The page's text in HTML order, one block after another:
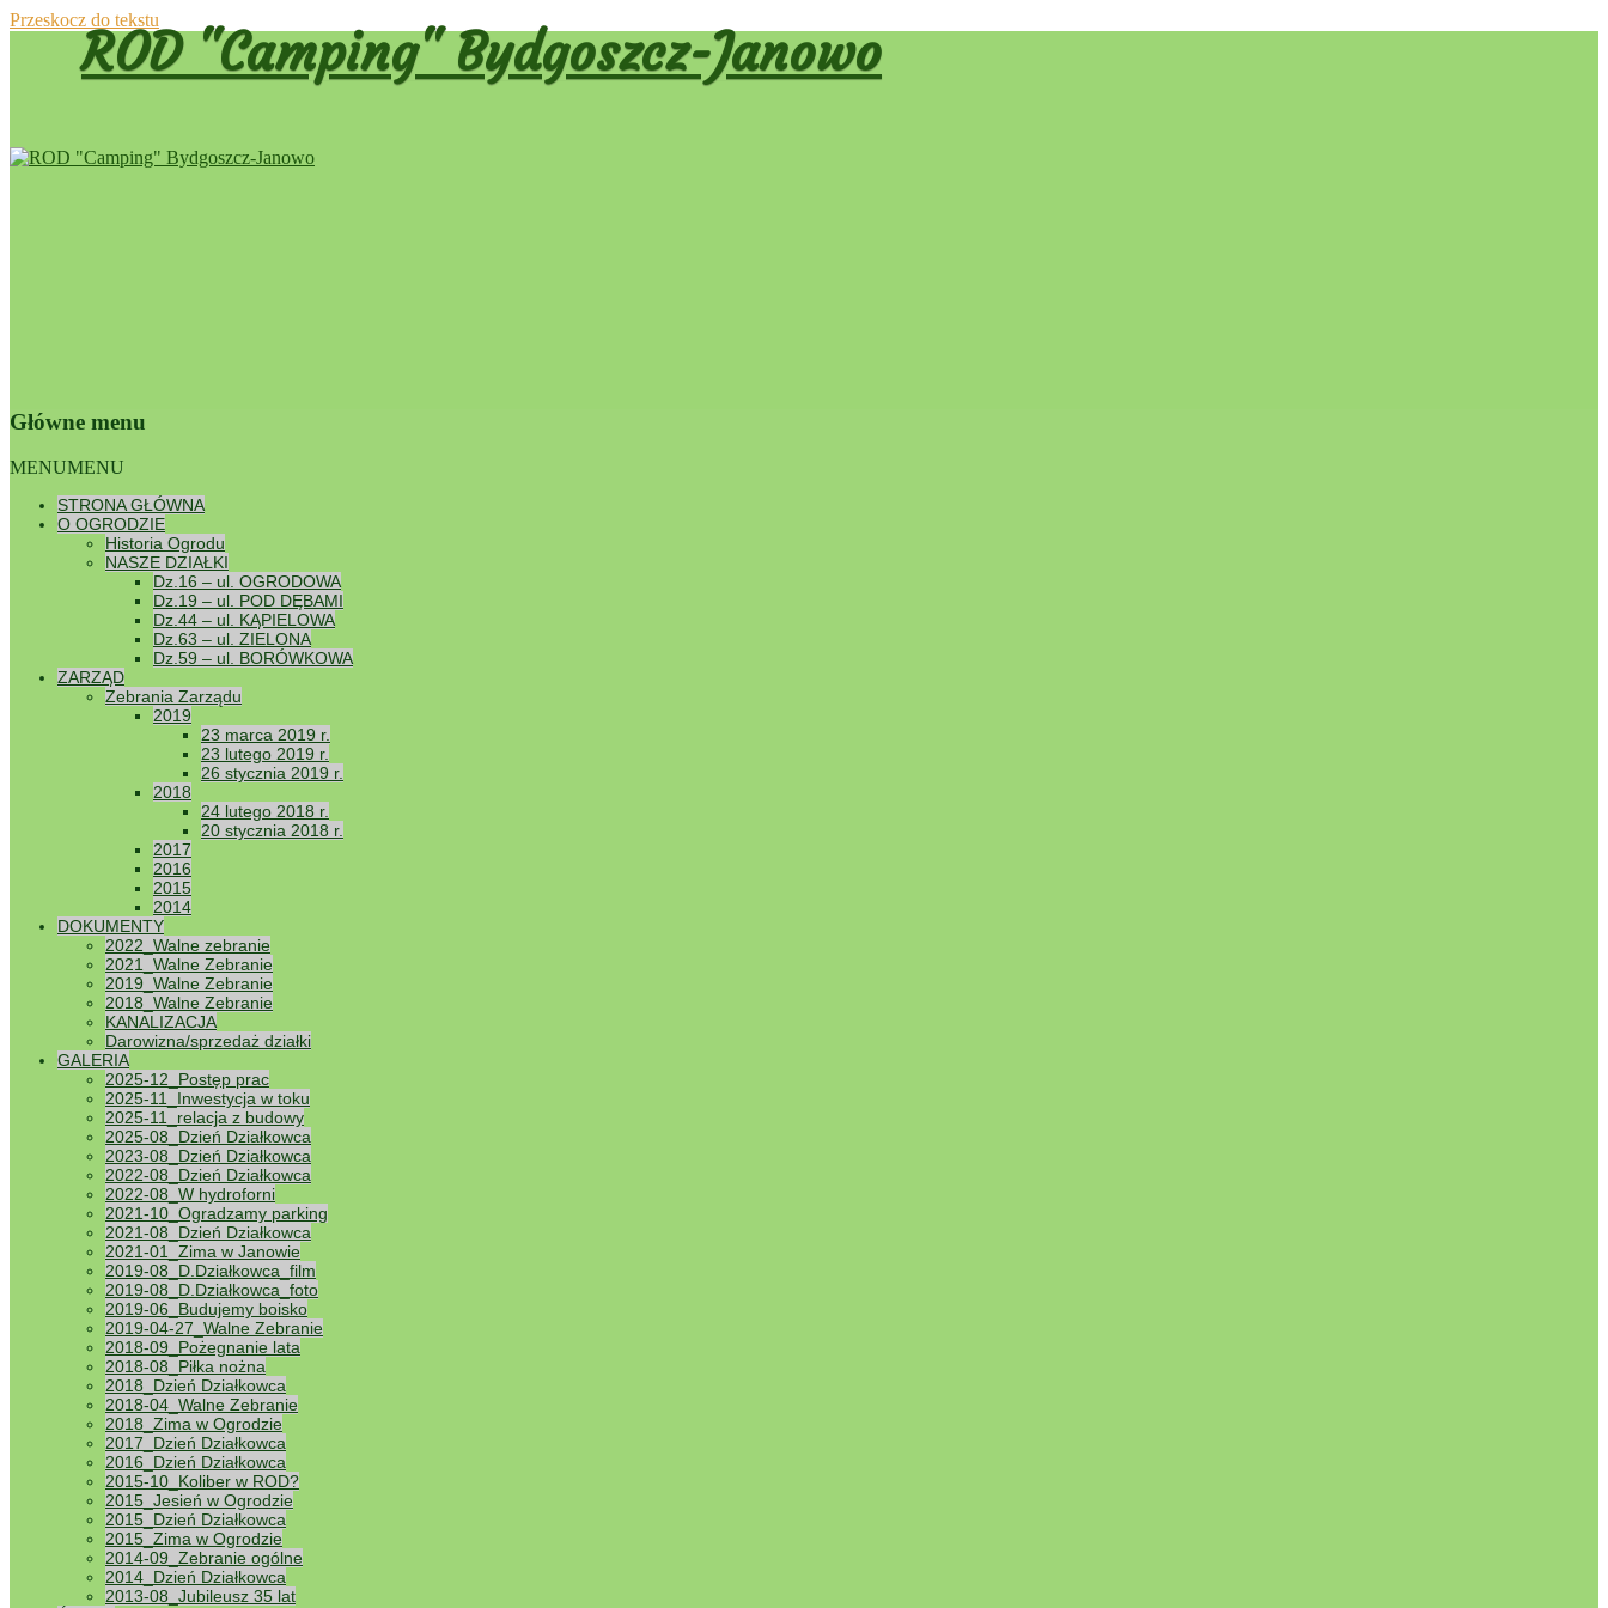
Przeskocz do tekstu
ROD "Camping" Bydgoszcz-Janowo
Główne menu
MENUMENU
STRONA GŁÓWNA
O OGRODZIE
Historia Ogrodu
NASZE DZIAŁKI
Dz.16 – ul. OGRODOWA
Dz.19 – ul. POD DĘBAMI
Dz.44 – ul. KĄPIELOWA
Dz.63 – ul. ZIELONA
Dz.59 – ul. BORÓWKOWA
ZARZĄD
Zebrania Zarządu
2019
23 marca 2019 r.
23 lutego 2019 r.
26 stycznia 2019 r.
2018
24 lutego 2018 r.
20 stycznia 2018 r.
2017
2016
2015
2014
DOKUMENTY
2022_Walne zebranie
2021_Walne Zebranie
2019_Walne Zebranie
2018_Walne Zebranie
KANALIZACJA
Darowizna/sprzedaż działki
GALERIA
2025-12_Postęp prac
2025-11_Inwestycja w toku
2025-11_relacja z budowy
2025-08_Dzień Działkowca
2023-08_Dzień Działkowca
2022-08_Dzień Działkowca
2022-08_W hydroforni
2021-10_Ogradzamy parking
2021-08_Dzień Działkowca
2021-01_Zima w Janowie
2019-08_D.Działkowca_film
2019-08_D.Działkowca_foto
2019-06_Budujemy boisko
2019-04-27_Walne Zebranie
2018-09_Pożegnanie lata
2018-08_Piłka nożna
2018_Dzień Działkowca
2018-04_Walne Zebranie
2018_Zima w Ogrodzie
2017_Dzień Działkowca
2016_Dzień Działkowca
2015-10_Koliber w ROD?
2015_Jesień w Ogrodzie
2015_Dzień Działkowca
2015_Zima w Ogrodzie
2014-09_Zebranie ogólne
2014_Dzień Działkowca
2013-08_Jubileusz 35 lat